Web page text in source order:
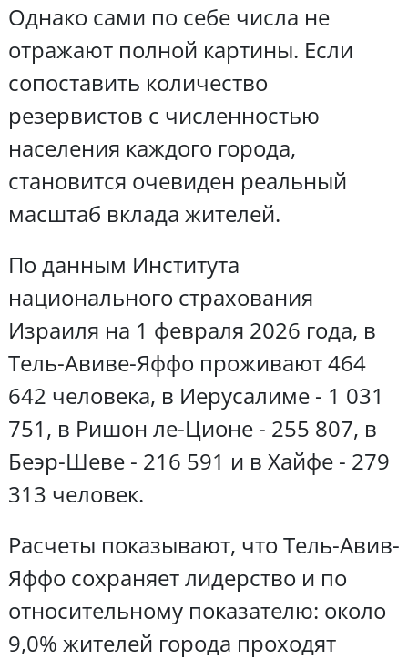
Однако сами по себе числа не
отражают полной картины. Если
сопоставить количество
резервистов с численностью
населения каждого города,
становится очевиден реальный
масштаб вклада жителей.
По данным Института
национального страхования
Израиля на 1 февраля 2026 года, в
Тель-Авиве-Яффо проживают 464
642 человека, в Иерусалиме - 1 031
751, в Ришон ле-Ционе - 255 807, в
Беэр-Шеве - 216 591 и в Хайфе - 279
313 человек.
Расчеты показывают, что Тель-Авив-
Яффо сохраняет лидерство и по
относительному показателю: около
9,0% жителей города проходят